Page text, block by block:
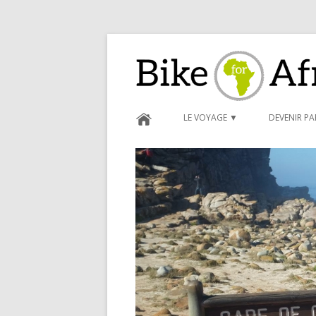
Bike for Africa
LE VOYAGE ▼
BLOG ►
DEVENIR
CARNET